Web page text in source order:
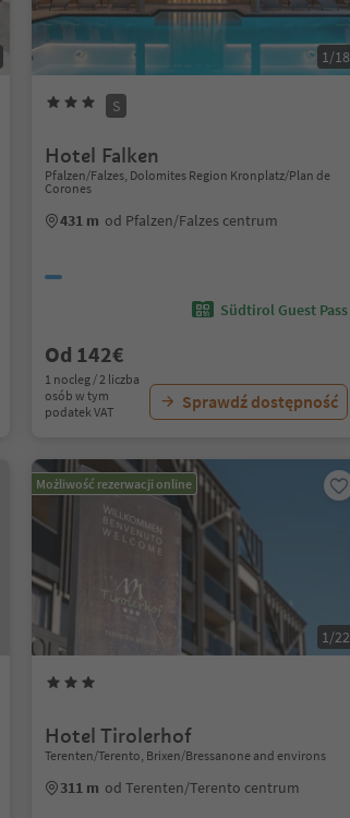
1/18
S
Hotel Falken
Pfalzen/Falzes, Dolomites Region Kronplatz/Plan de
Corones
431 m od Pfalzen/Falzes centrum
Südtirol Guest Pass
Od 142€
1 nocleg / 2 liczba
osób w tym
podatek VAT
Sprawdź dostępność
Możliwość rezerwacji online
1/22
Hotel Tirolerhof
Terenten/Terento, Brixen/Bressanone and environs
311 m od Terenten/Terento centrum